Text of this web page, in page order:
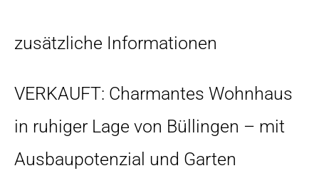
zusätzliche Informationen
VERKAUFT: Charmantes Wohnhaus
in ruhiger Lage von Büllingen – mit
Ausbaupotenzial und Garten